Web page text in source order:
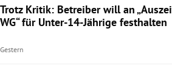
Trotz Kritik: Betreiber will an
WG“ für Unter-14-Jährige festhalten
Gestern